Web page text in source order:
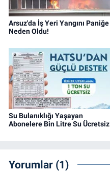
Arsuz'da İş Yeri Yangını Paniğe
Neden Oldu!
Su Bulanıklığı Yaşayan
Abonelere Bin Litre Su Ücretsiz
Yorumlar (1)